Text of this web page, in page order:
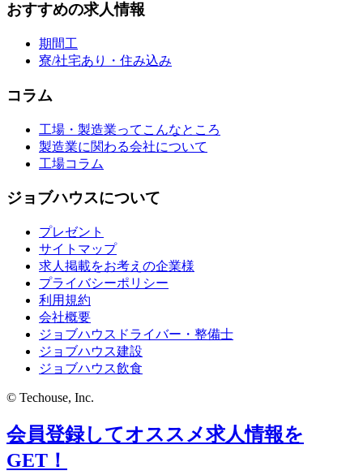
おすすめの求人情報
期間工
寮/社宅あり・住み込み
コラム
工場・製造業ってこんなところ
製造業に関わる会社について
工場コラム
ジョブハウスについて
プレゼント
サイトマップ
求人掲載をお考えの企業様
プライバシーポリシー
利用規約
会社概要
ジョブハウスドライバー・整備士
ジョブハウス建設
ジョブハウス飲食
© Techouse, Inc.
会員登録してオススメ求人情報を
GET！